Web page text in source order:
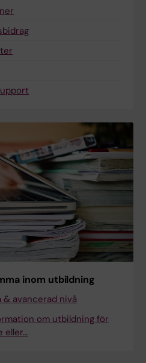
inom utbildning
avancerad nivå
om utbildning för
eller…